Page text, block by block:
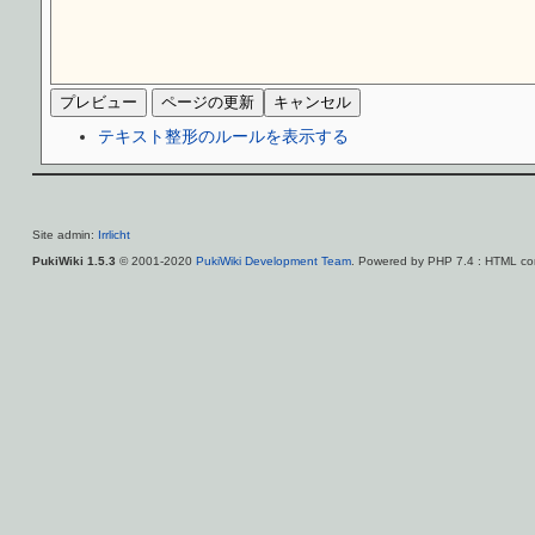
テキスト整形のルールを表示する
Site admin: Irrlicht
PukiWiki 1.5.3 © 2001-2020 PukiWiki Development Team. Powered by PHP 7.4 : HTML